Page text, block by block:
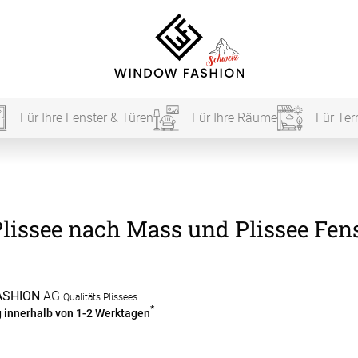
Für Ihre Fenster & Türen Für Ihre Räume Für
nach Mass und Plissee
AG Qualitäts Plissees
von 1-2 Werktagen*